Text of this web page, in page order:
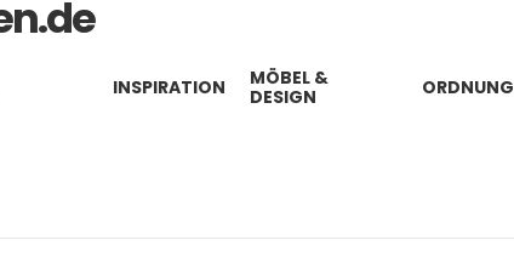
INSPIRATION
MÖBEL &
DESIGN
ORDNUNG